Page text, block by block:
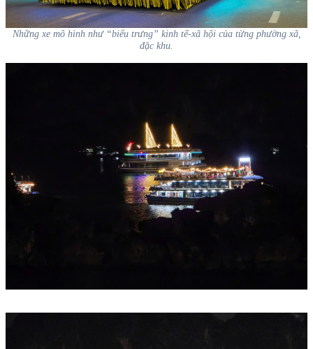
Những xe mô hình như “biểu trưng” kinh tế-xã hội của từng phường xã,
đặc khu.